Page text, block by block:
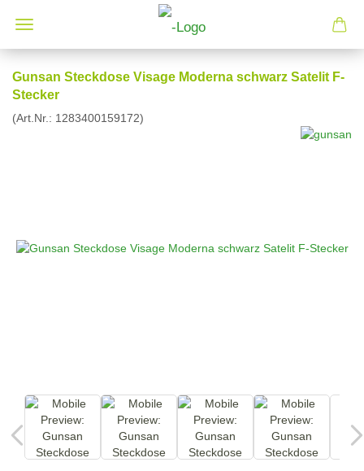
Gunsan Steckdose Visage Moderna schwarz Satelit F-
Stecker
(Art.Nr.: 1283400159172)